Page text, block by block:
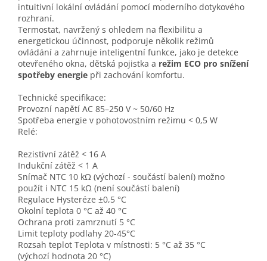
intuitivní lokální ovládání pomocí moderního dotykového
rozhraní.
Termostat, navržený s ohledem na flexibilitu a
energetickou účinnost, podporuje několik režimů
ovládání a zahrnuje inteligentní funkce, jako je detekce
otevřeného okna, dětská pojistka a režim ECO pro snížení
spotřeby energie při zachování komfortu.
Technické specifikace:
Provozní napětí AC 85–250 V ~ 50/60 Hz
Spotřeba energie v pohotovostním režimu < 0,5 W
Relé:
Rezistivní zátěž < 16 A
Indukční zátěž < 1 A
Snímač NTC 10 kΩ (výchozí - součástí balení) možno
použít i NTC 15 kΩ (není součástí balení)
Regulace Hysteréze ±0,5 °C
Okolní teplota 0 °C až 40 °C
Ochrana proti zamrznutí 5 °C
Limit teploty podlahy 20-45°C
Rozsah teplot Teplota v místnosti: 5 °C až 35 °C
(výchozí hodnota 20 °C)